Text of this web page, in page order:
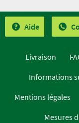
Aide
Livraison
Informations
Mentions légales
Mesures